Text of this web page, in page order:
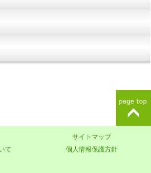
サイトマップ
て
個人情報保護方針